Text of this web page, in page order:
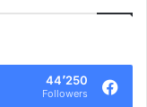
44٬250
Followers